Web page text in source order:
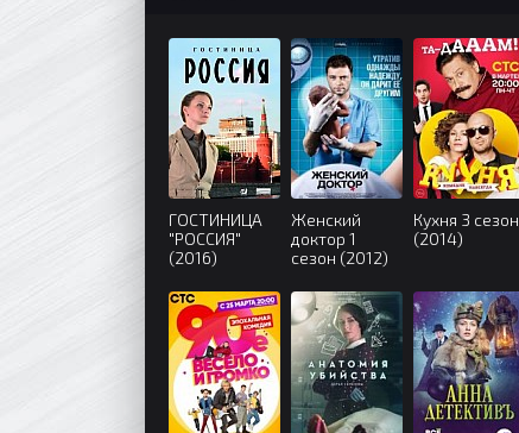
ГОСТИНИЦА
"РОССИЯ"
(2016)
Женский
доктор 1
сезон (2012)
Кухня 3 сезон
(2014)